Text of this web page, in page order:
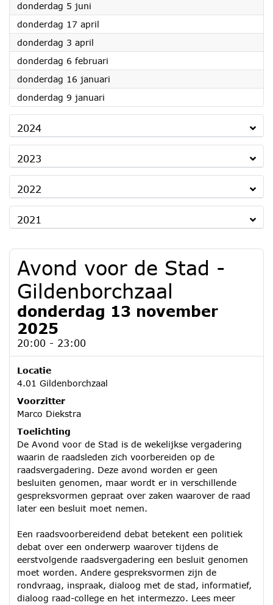
donderdag 5 juni
donderdag 17 april
donderdag 3 april
donderdag 6 februari
donderdag 16 januari
donderdag 9 januari
2024
2023
2022
2021
Avond voor de Stad -
Gildenborchzaal
donderdag 13 november
2025
20:00 - 23:00
Locatie
4.01 Gildenborchzaal
Voorzitter
Marco Diekstra
Toelichting
De Avond voor de Stad is de wekelijkse vergadering
waarin de raadsleden zich voorbereiden op de
raadsvergadering. Deze avond worden er geen
besluiten genomen, maar wordt er in verschillende
gespreksvormen gepraat over zaken waarover de raad
later een besluit moet nemen.
Een raadsvoorbereidend debat betekent een politiek
debat over een onderwerp waarover tijdens de
eerstvolgende raadsvergadering een besluit genomen
moet worden. Andere gespreksvormen zijn de
rondvraag, inspraak, dialoog met de stad, informatief,
dialoog raad-college en het intermezzo. Lees meer